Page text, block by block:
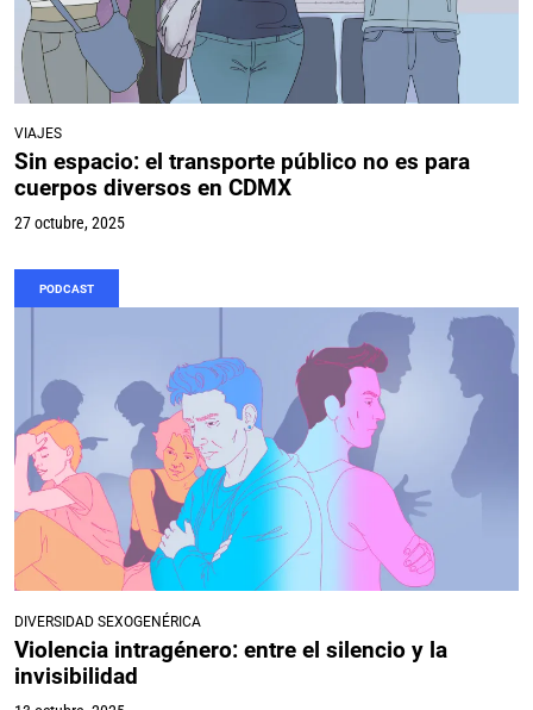
VIAJES
Sin espacio: el transporte público no es para
cuerpos diversos en CDMX
27 octubre, 2025
PODCAST
DIVERSIDAD SEXOGENÉRICA
Violencia intragénero: entre el silencio y la
invisibilidad